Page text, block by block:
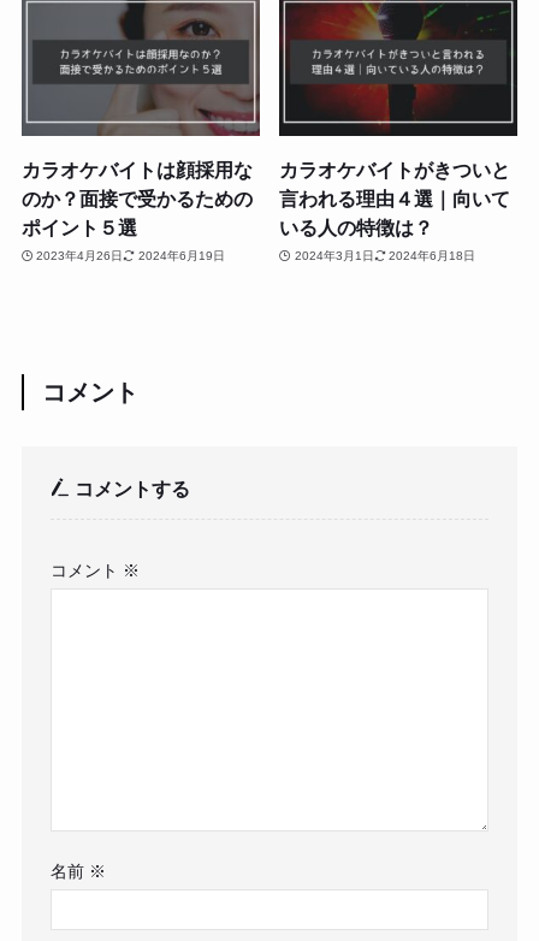
カラオケバイトは顔採用な
のか？面接で受かるための
ポイント５選
2023年4月26日 2024年6月19日
カラオケバイトがきついと
言われる理由４選｜向いて
いる人の特徴は？
2024年3月1日 2024年6月18日
コメント
コメントする
コメント ※
名前 ※